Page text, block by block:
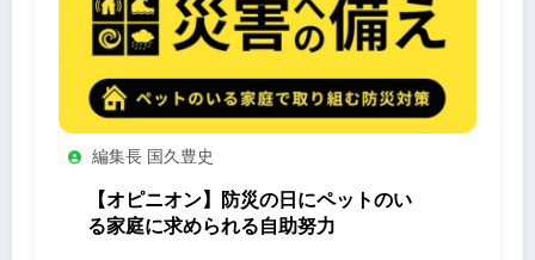
編集長 国久豊史
【オピニオン】防災の日にペットのい
る家庭に求められる自助努力